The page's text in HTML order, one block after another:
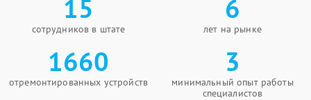
15
сотрудников в штате
6
лет на рынке
1660
отремонтированных устройств
3
минимальный опыт работы
специалистов